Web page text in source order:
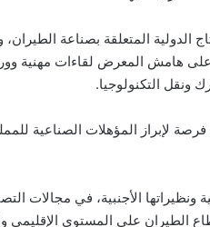
المتعلقة بصناعة الطيران،
على هامش المعرض لقاءات مهنية
التكنولوجيا.
فرصة لإبراز المؤهلات الصناعية
الأجنبية، في مجالات
الطيران على المستوى الإقليمي